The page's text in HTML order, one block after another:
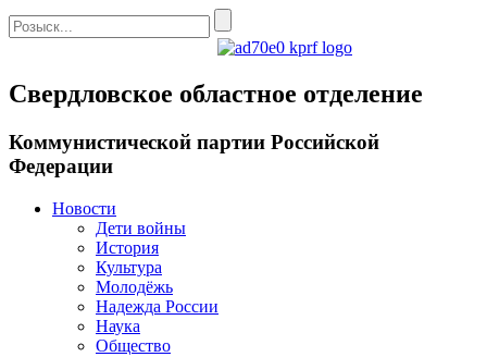
Свердловское областное отделение
Коммунистической партии Российской
Федерации
Новости
Дети войны
История
Культура
Молодёжь
Надежда России
Наука
Общество